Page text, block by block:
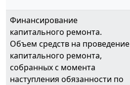
Финансирование
капитального ремонта.
Объем средств на проведение
капитального ремонта,
собранных с момента
наступления обязанности по